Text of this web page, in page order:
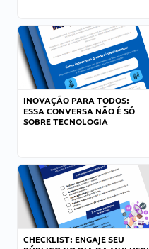
INOVAÇÃO PARA TODOS:
ESSA CONVERSA NÃO É SÓ
SOBRE TECNOLOGIA
CHECKLIST: ENGAJE SEU